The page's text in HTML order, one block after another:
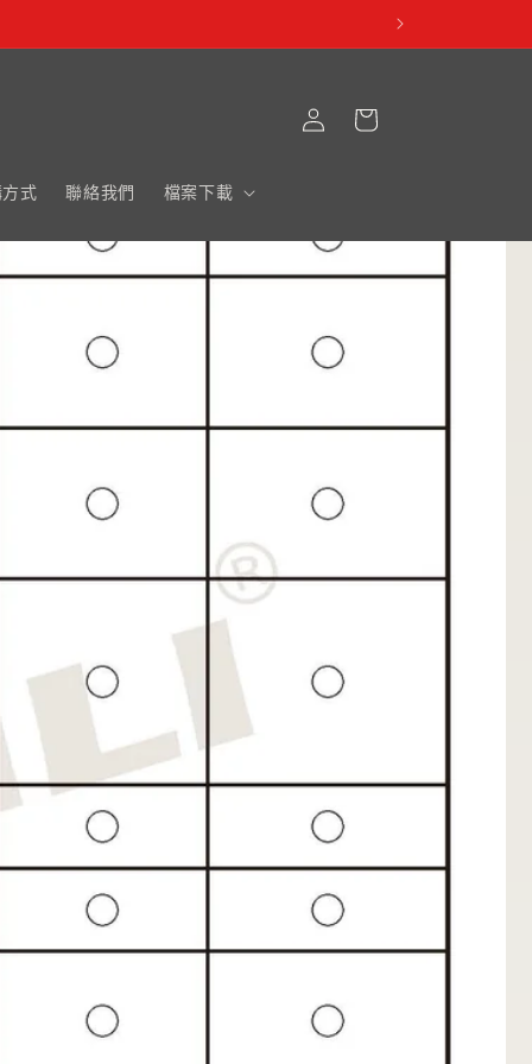
式 聯絡我們 檔案下載
登
入
物